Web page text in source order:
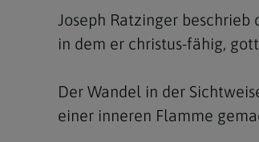
Joseph Ratzinger beschrieb
in dem er christus-fähig,
Der Wandel in der
einer inneren Flamme